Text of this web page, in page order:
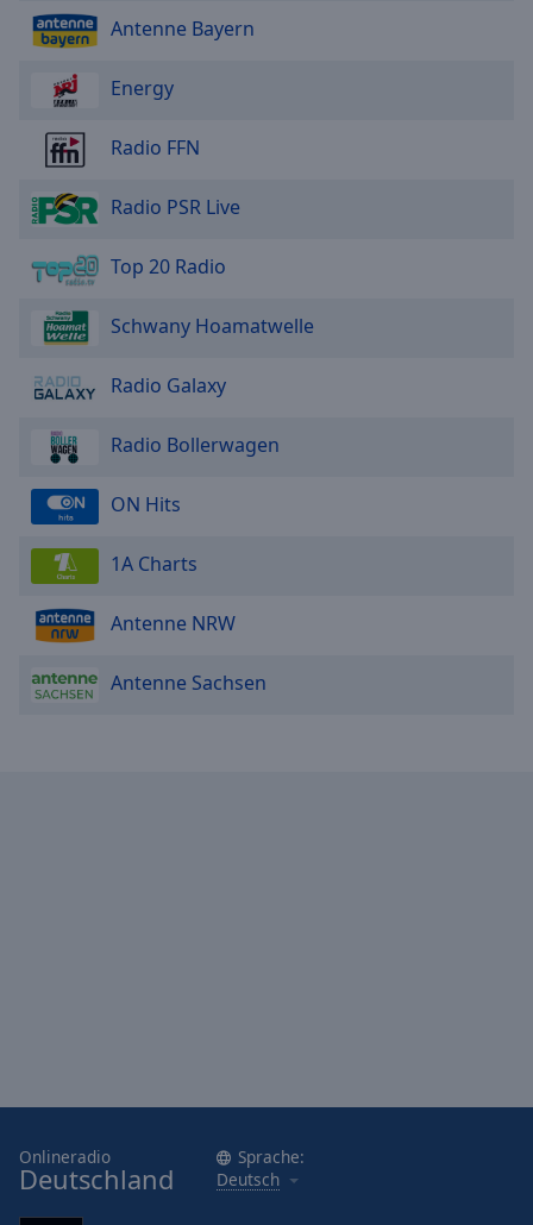
Antenne Bayern
Energy
Radio FFN
Radio PSR Live
Top 20 Radio
Schwany Hoamatwelle
Radio Galaxy
Radio Bollerwagen
ON Hits
1A Charts
Antenne NRW
Antenne Sachsen
Onlineradio
Deutschland
Sprache:
Deutsch